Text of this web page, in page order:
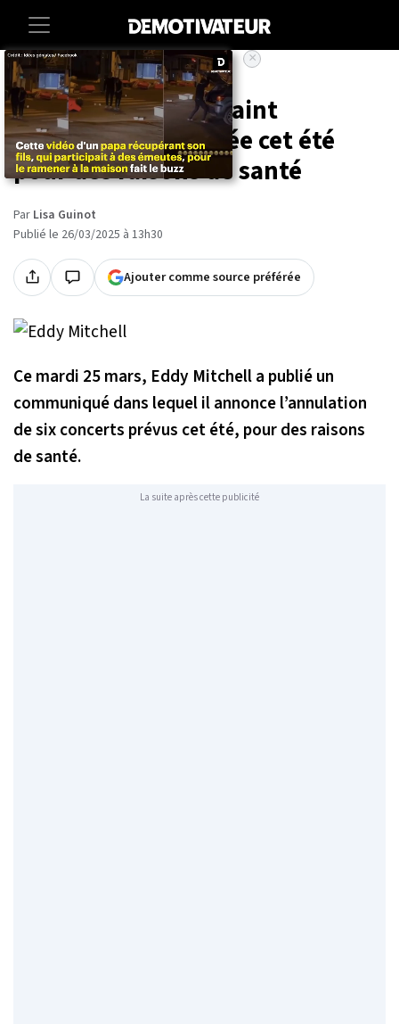
Accueil Entertainment People
Eddy Mitchell contraint
d'annuler sa tournée cet été
pour des raisons de santé
Par Lisa Guinot
Publié le 26/03/2025 à 13h30
Ajouter comme source préférée
Ce mardi 25 mars, Eddy Mitchell a publié un
communiqué dans lequel il annonce l’annulation
de six concerts prévus cet été, pour des raisons
de santé.
La suite après cette publicité
×